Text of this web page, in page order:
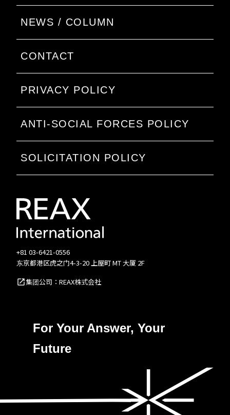
NEWS / COLUMN
CONTACT
PRIVACY POLICY
ANTI-SOCIAL FORCES POLICY
SOLICITATION POLICY
+81 03-6421-0556
东京都港区虎之门4-3-20 上屋町 MT 大厦 2F
集团公司：REAX株式会社
For Your Answer, Your
Future